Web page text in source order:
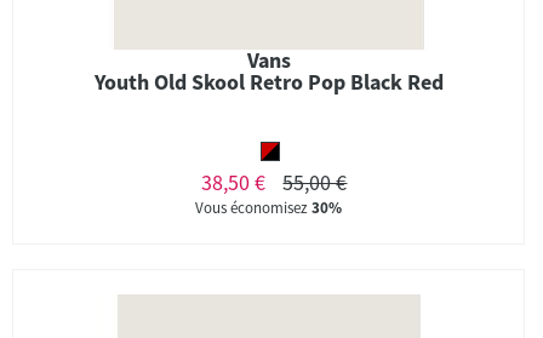
Vans
Youth Old Skool Retro Pop Black Red
38,50 € 55,00 €
Vous économisez30%